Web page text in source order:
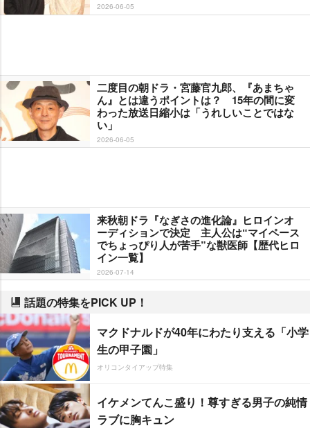
2026-06-05
二度目の朝ドラ・宮藤官九郎、『あまちゃ
ん』とは違うポイントは？ 15年の間に変
わった放送日縮小は「うれしいことではな
い」
2026-06-05
来秋朝ドラ『なぎさの進化論』ヒロインオ
ーディションで決定 主人公は“マイペース
でちょっぴり人が苦手”な獣医師【歴代ヒロ
イン一覧】
2026-07-14
話題の特集をPICK UP！
マクドナルドが40年にわたり支える「小学
生の甲子園」
オリコンタイアップ特集
イケメンてんこ盛り！尊すぎる男子の純情
ラブに胸キュン